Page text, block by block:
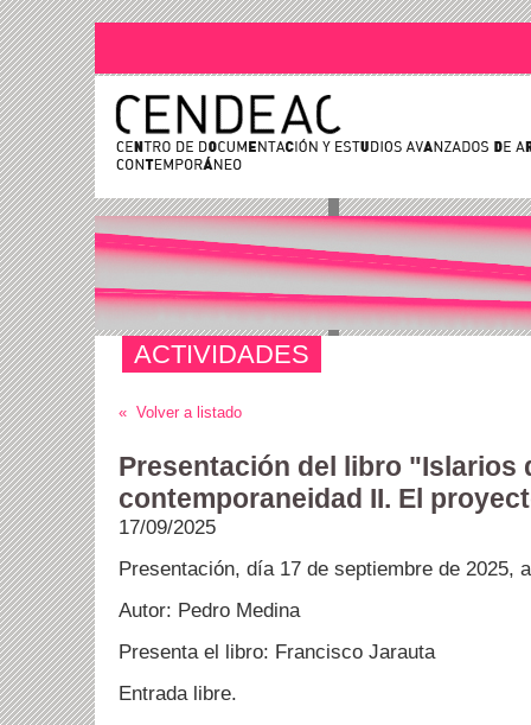
ACTIVIDADES
« Volver a listado
Presentación del libro "Islarios
contemporaneidad II. El
17/09/2025
Presentación, día 17 de septiembre de 2025,
Autor: Pedro Medina
Presenta el libro: Francisco Jarauta
Entrada libre.